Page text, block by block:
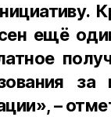
ещё
за
–